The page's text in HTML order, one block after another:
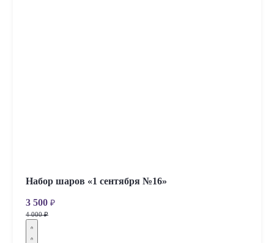
Набор шаров «1 сентября №16»
3 500 ₽
4 000 ₽